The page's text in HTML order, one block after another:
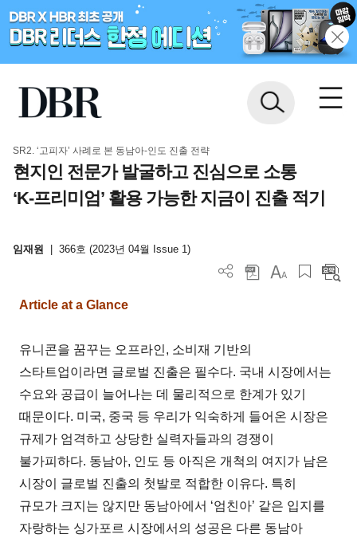
SR2. ‘고피자’ 사례로 본 동남아-인도 진출 전략
현지인 전문가 발굴하고 진심으로 소통
‘K-프리미엄’ 활용 가능한 지금이 진출 적기
임재원 366호 (2023년 04월 Issue 1)
Article at a Glance
유니콘을 꿈꾸는 오프라인, 소비재 기반의
스타트업이라면 글로벌 진출은 필수다. 국내 시장에서는
수요와 공급이 늘어나는 데 물리적으로 한계가 있기
때문이다. 미국, 중국 등 우리가 익숙하게 들어온 시장은
규제가 엄격하고 상당한 실력자들과의 경쟁이
불가피하다. 동남아, 인도 등 아직은 개척의 여지가 남은
시장이 글로벌 진출의 첫발로 적합한 이유다. 특히
규모가 크지는 않지만 동남아에서 ‘엄친아’ 같은 입지를
자랑하는 싱가포르 시장에서의 성공은 다른 동남아